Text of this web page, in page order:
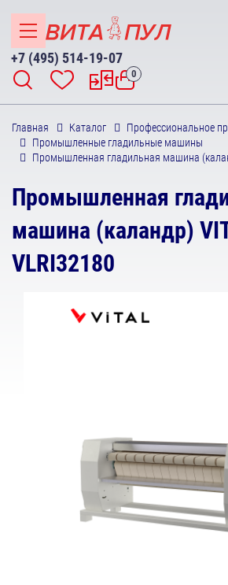
+7 (495) 514-19-07
0
Главная Каталог
Профессиональное
Промышленные гладильные машины
Промышленная гладильная машина
Промышленная
машина (каландр)
VLRI32180